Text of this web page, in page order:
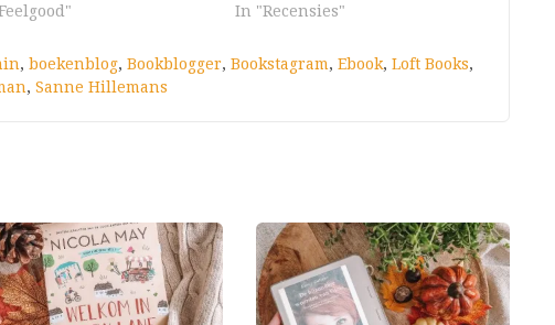
In "Recensies"
, boekenblog, Bookblogger, Bookstagram, Ebook, Loft Books,
, Sanne Hillemans